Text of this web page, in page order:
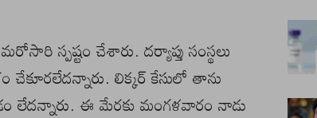
స్పష్టం చేశారు. దర్యాప్తు సంస్థలు
లిక్కర్ కేసులో తాను
లేదన్నారు. ఈ మేరకు మంగళవారం నాడు